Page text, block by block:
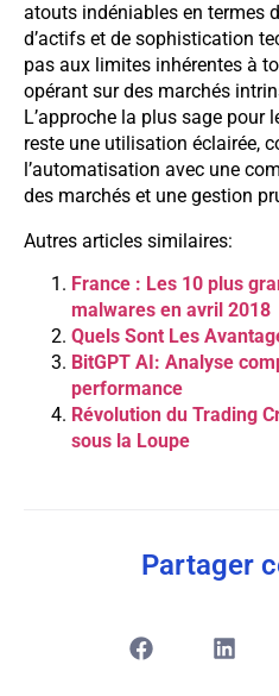
atouts indéniables en termes
d’actifs et de sophistication
pas aux limites inhérentes à
opérant sur des marchés
L’approche la plus sage pour
reste une utilisation éclairée,
l’automatisation avec une
des marchés et une gestion
Autres articles similaires:
France : Les 10 plus
malwares en avril 2018
Quels Sont Les
BitGPT AI: Analyse
performance
Révolution du Trading
sous la Loupe
Partager